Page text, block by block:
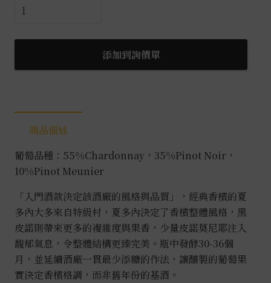
黛
夢
典
0.75L
添加到詢價單
商品描述
葡萄品種：55%Chardonnay，35%Pinot Noir，
10%Pinot Meunier
「入門酒款決定該酒廠的風格與品質」，經典香檳的夏
多內大多來自特級村，夏多內決定了香檳整體風格，黑
皮諾則帶來更多的複雜度與果香，少量皮諾莫尼耶注入
馥郁氣息，令整體結構更臻完美。瓶中發酵30-36個
月，並延續酒廠一貫最少添糖的作法，讓釀製的葡萄果
實決定香檳格調，而非舊年份的基酒。